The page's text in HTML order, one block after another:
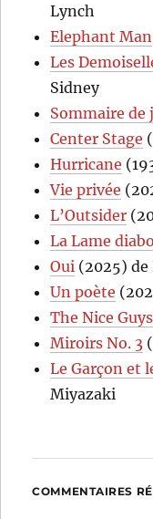
Lynch
Elephant Man
Les
Sidney
Sommaire de
Center Stage
Hurricane
Vie privée
L’Outsider
La Lame
Oui (2025) de
Un poète
The Nice Guys
Miroirs No. 3
Le Garçon et
Miyazaki
COMMENTAIRES